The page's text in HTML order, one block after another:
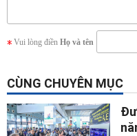
Vui lòng điền Họ và tên
CÙNG CHUYÊN MỤC